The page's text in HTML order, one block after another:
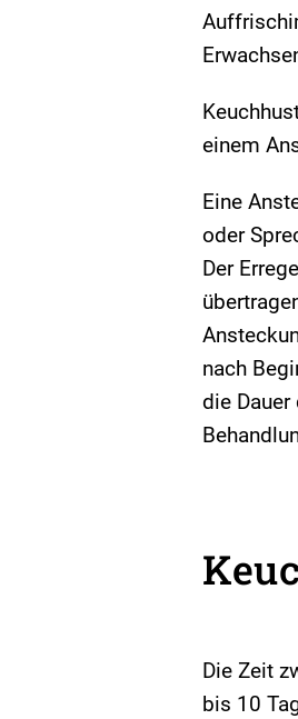
einem
Eine
oder
Der
nach
die
Die Zeit
bis 10